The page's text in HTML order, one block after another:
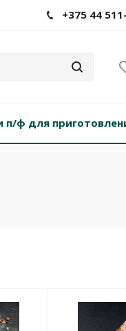
+375 44
п/ф для